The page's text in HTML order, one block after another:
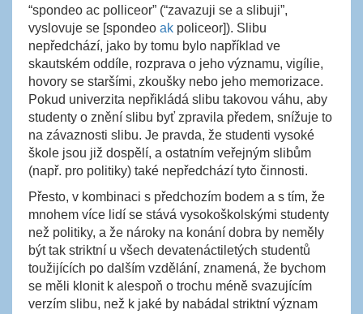
“spondeo ac polliceor” (“zavazuji se a slibuji”,
vyslovuje se [spondeo ak policeor]). Slibu
nepředchází, jako by tomu bylo například ve
skautském oddíle, rozprava o jeho významu, vigílie,
hovory se staršími, zkoušky nebo jeho memorizace.
Pokud univerzita nepřikládá slibu takovou váhu, aby
studenty o znění slibu byť zpravila předem, snížuje to
na závaznosti slibu. Je pravda, že studenti vysoké
škole jsou již dospělí, a ostatním veřejným slibům
(např. pro politiky) také nepředchází tyto činnosti.
Přesto, v kombinaci s předchozím bodem a s tím, že
mnohem více lidí se stává vysokoškolskými studenty
než politiky, a že nároky na konání dobra by neměly
být tak striktní u všech devatenáctiletých studentů
toužijících po dalším vzdělání, znamená, že bychom
se měli klonit k alespoň o trochu méně svazujícím
verzím slibu, než k jaké by nabádal striktní význam